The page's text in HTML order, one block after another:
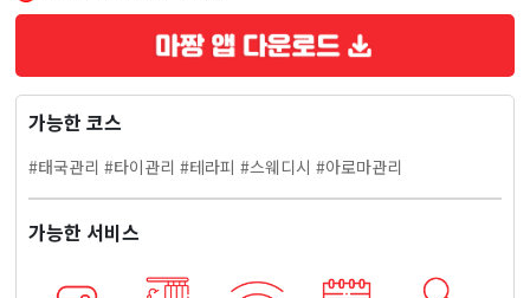
미
스
타
이
마
가능한 코스
#태국관리 #타이관리 #테라피 #스웨디시 #아로마관리
가능한 서비스